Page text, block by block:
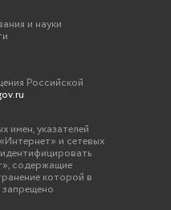
и науки
Российской
имен, указателей
и сетевых
содержащие
которой в